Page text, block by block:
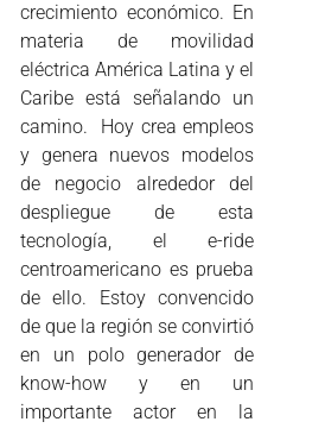
crecimiento económico. En
materia de movilidad
eléctrica América Latina y el
Caribe está señalando un
camino. Hoy crea empleos
y genera nuevos modelos
de negocio alrededor del
despliegue de esta
tecnología, el e-ride
centroamericano es prueba
de ello. Estoy convencido
de que la región se convirtió
en un polo generador de
know-how y en un
importante actor en la